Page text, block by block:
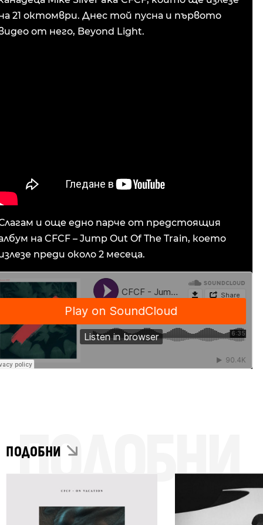
21 октомври. Днес той пусна и първото
от него, Beyond Light.
и още едно парче от предстоящия
на CFCF – Jump Out Of The Train, което
преди около 2 месеца.
ПОДОБНИ
ПОДОБНИ